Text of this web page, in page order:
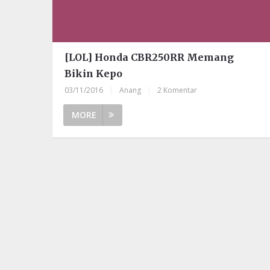
[LOL] Honda CBR250RR Memang
Bikin Kepo
03/11/2016 Anang 2 Komentar
MORE